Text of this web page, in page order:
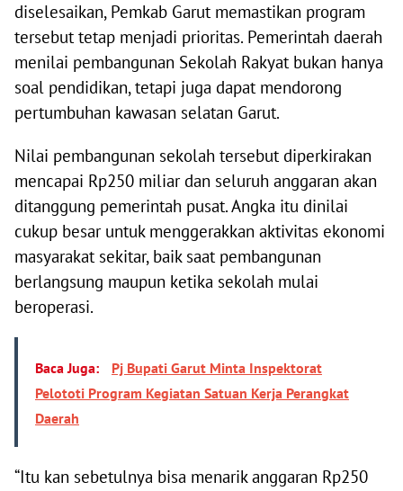
diselesaikan, Pemkab Garut memastikan program
tersebut tetap menjadi prioritas. Pemerintah daerah
menilai pembangunan Sekolah Rakyat bukan hanya
soal pendidikan, tetapi juga dapat mendorong
pertumbuhan kawasan selatan Garut.
Nilai pembangunan sekolah tersebut diperkirakan
mencapai Rp250 miliar dan seluruh anggaran akan
ditanggung pemerintah pusat. Angka itu dinilai
cukup besar untuk menggerakkan aktivitas ekonomi
masyarakat sekitar, baik saat pembangunan
berlangsung maupun ketika sekolah mulai
beroperasi.
Baca Juga:
Pj Bupati Garut Minta Inspektorat
Pelototi Program Kegiatan Satuan Kerja Perangkat
Daerah
“Itu kan sebetulnya bisa menarik anggaran Rp250